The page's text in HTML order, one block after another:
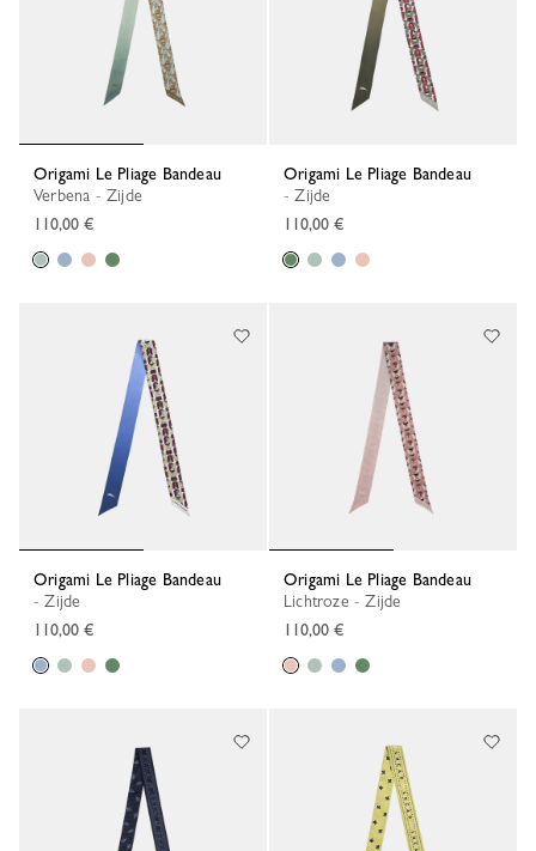
Origami Le Pliage Bandeau
Verbena - Zijde
110,00 €
Origami Le Pliage Bandeau
- Zijde
110,00 €
Origami Le Pliage Bandeau
- Zijde
110,00 €
Origami Le Pliage Bandeau
Lichtroze - Zijde
110,00 €